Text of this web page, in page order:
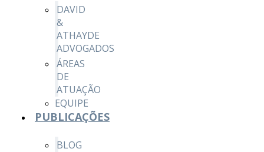
DAVID
&
ATHAYDE
ADVOGADOS
ÁREAS
DE
ATUAÇÃO
EQUIPE
PUBLICAÇÕES
BLOG